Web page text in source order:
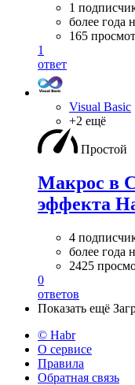
1
более года
165
1
ответ
Visual Basic
+2 ещё
Простой
Макрос в
эффекта
4
более года
2425
0
ответов
Показать ещё
© Habr
О сервисе
Правила
Обратная связь